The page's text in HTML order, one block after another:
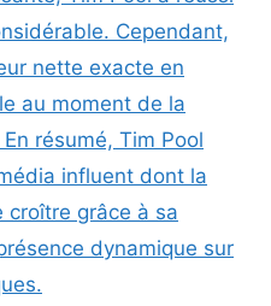
Cependant,
nette exacte en
au moment de la
résumé, Tim Pool
influent dont la
grâce à sa
dynamique sur